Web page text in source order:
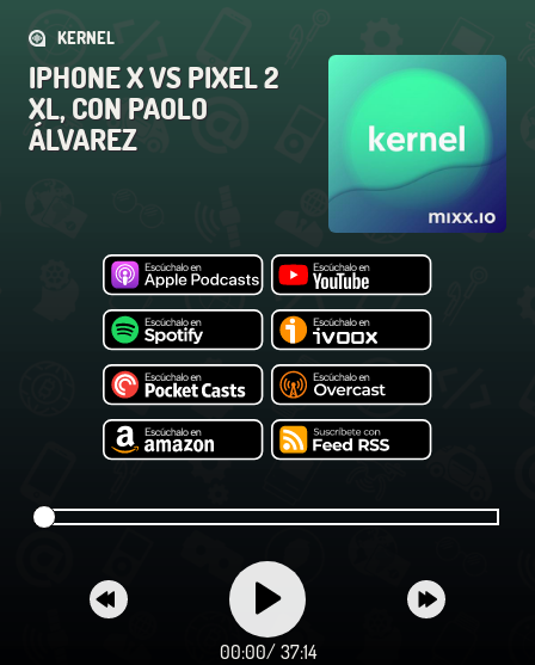
KERNEL
IPHONE X VS PIXEL 2
XL, CON PAOLO
ÁLVAREZ
00:00/ 37:14